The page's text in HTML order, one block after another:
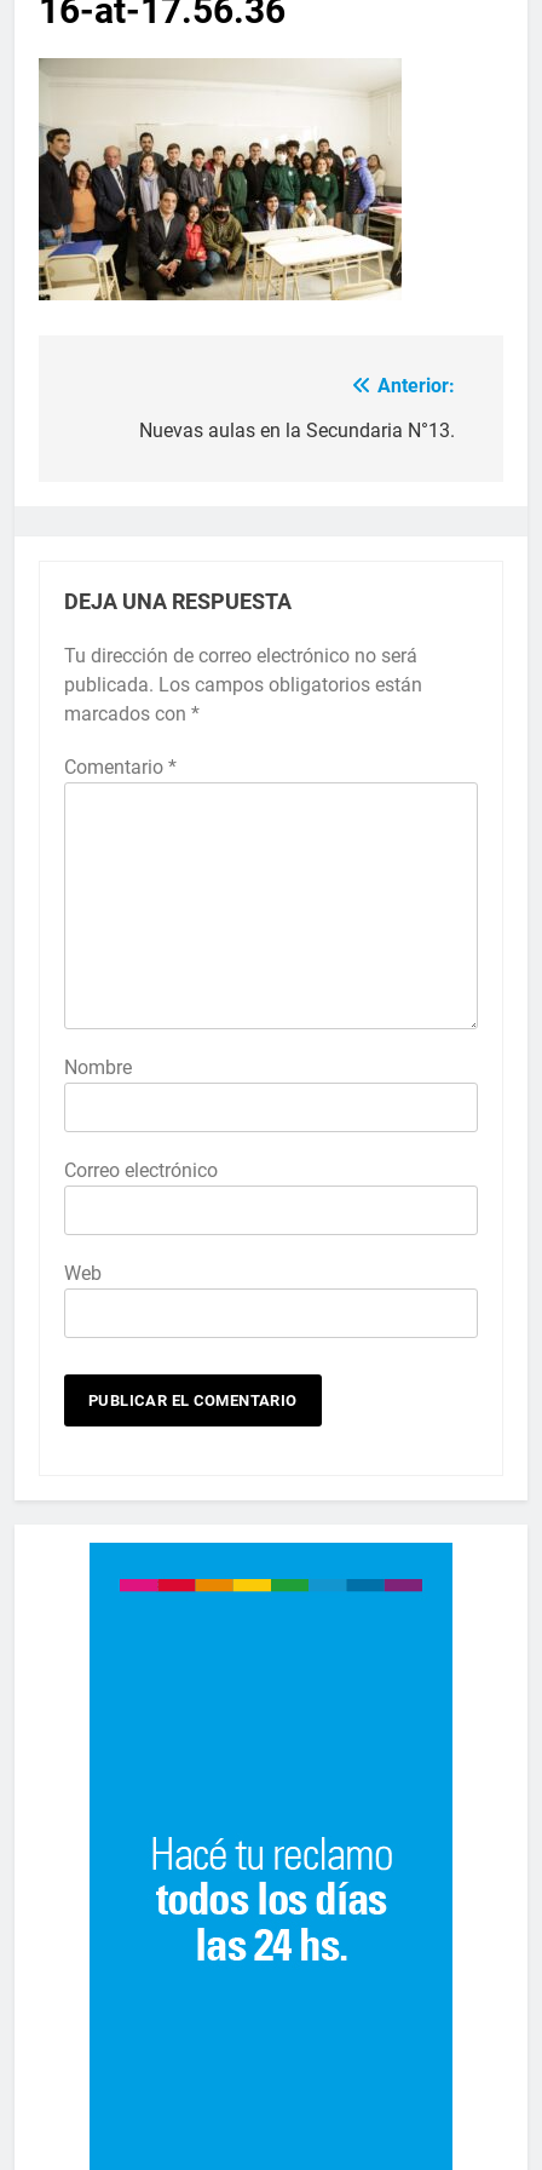
16-at-17.56.36
Anterior:
Nuevas aulas en la Secundaria N°13.
DEJA UNA RESPUESTA
Tu dirección de correo electrónico no será
publicada. Los campos obligatorios están
marcados con *
Comentario *
Nombre
Correo electrónico
Web